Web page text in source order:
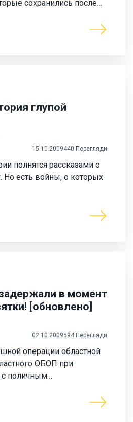
сохранились после…
глупой
15.10.2009440 Перегляди
полнятся рассказами о
Но есть войны, о которых
в момент
[обновлено]
02.10.2009594 Перегляди
операции областной
ОБОП при
с поличным…